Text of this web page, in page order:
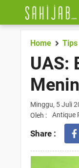
Home Tips
UAS:
Minggu, 5 Juli
Oleh :
Antique
Share :